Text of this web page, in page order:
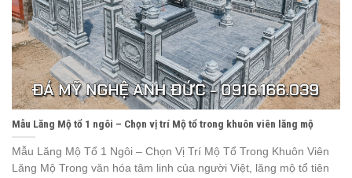
Mẫu Lăng Mộ tổ 1 ngôi – Chọn vị trí Mộ tổ trong khuôn viên lăng mộ
Mẫu Lăng Mộ Tổ 1 Ngôi – Chọn Vị Trí Mộ Tổ Trong Khuôn Viên
Lăng Mộ Trong văn hóa tâm linh của người Việt, lăng mộ tổ tiên